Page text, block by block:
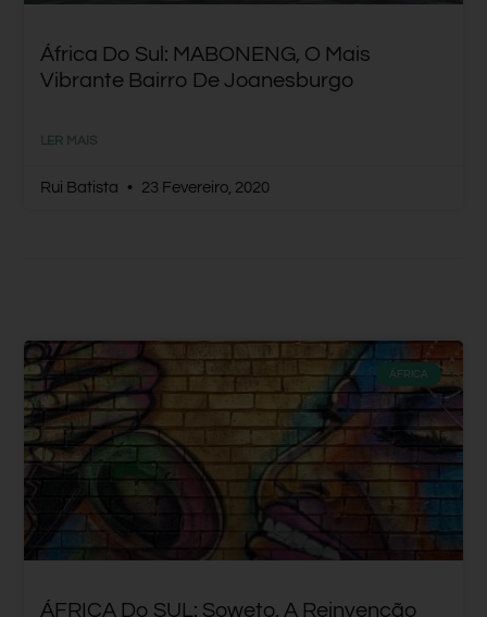
África Do Sul: MABONENG, O Mais
Vibrante Bairro De Joanesburgo
LER MAIS
Rui Batista 23 Fevereiro, 2020
ÁFRICA
ÁFRICA Do SUL: Soweto, A Reinvenção